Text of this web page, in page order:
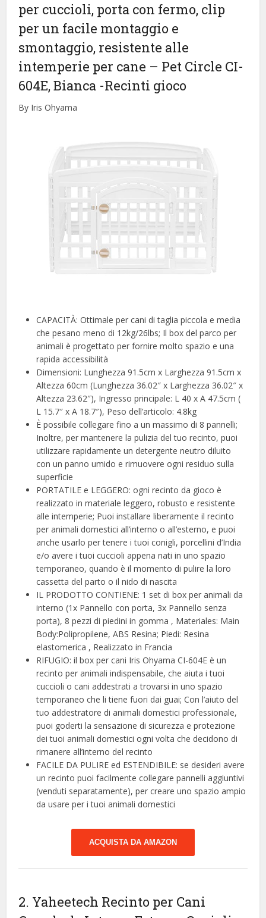
per cuccioli, porta con fermo, clip
per un facile montaggio e
smontaggio, resistente alle
intemperie per cane – Pet Circle CI-
604E, Bianca -Recinti gioco
By Iris Ohyama
CAPACITÀ: Ottimale per cani di taglia piccola e media
che pesano meno di 12kg/26lbs; Il box del parco per
animali è progettato per fornire molto spazio e una
rapida accessibilità
Dimensioni: Lunghezza 91.5cm x Larghezza 91.5cm x
Altezza 60cm (Lunghezza 36.02″ x Larghezza 36.02″ x
Altezza 23.62″), Ingresso principale: L 40 x A 47.5cm (
L 15.7″ x A 18.7″), Peso dell’articolo: 4.8kg
È possibile collegare fino a un massimo di 8 pannelli;
Inoltre, per mantenere la pulizia del tuo recinto, puoi
utilizzare rapidamente un detergente neutro diluito
con un panno umido e rimuovere ogni residuo sulla
superficie
PORTATILE e LEGGERO: ogni recinto da gioco è
realizzato in materiale leggero, robusto e resistente
alle intemperie; Puoi installare liberamente il recinto
per animali domestici all’interno o all’esterno, e puoi
anche usarlo per tenere i tuoi conigli, porcellini d’India
e/o avere i tuoi cuccioli appena nati in uno spazio
temporaneo, quando è il momento di pulire la loro
cassetta del parto o il nido di nascita
IL PRODOTTO CONTIENE: 1 set di box per animali da
interno (1x Pannello con porta, 3x Pannello senza
porta), 8 pezzi di piedini in gomma , Materiales: Main
Body:Polipropilene, ABS Resina; Piedi: Resina
elastomerica , Realizzato in Francia
RIFUGIO: il box per cani Iris Ohyama CI-604E è un
recinto per animali indispensabile, che aiuta i tuoi
cuccioli o cani addestrati a trovarsi in uno spazio
temporaneo che li tiene fuori dai guai; Con l’aiuto del
tuo addestratore di animali domestici professionale,
puoi goderti la sensazione di sicurezza e protezione
dei tuoi animali domestici ogni volta che decidono di
rimanere all’interno del recinto
FACILE DA PULIRE ed ESTENDIBILE: se desideri avere
un recinto puoi facilmente collegare pannelli aggiuntivi
(venduti separatamente), per creare uno spazio ampio
da usare per i tuoi animali domestici
ACQUISTA DA AMAZON
2. Yaheetech Recinto per Cani